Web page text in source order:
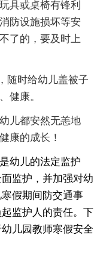
具或桌椅有锋利
防设施损坏等安
了的，要及时上
随时给幼儿盖被子
健康。
儿都安然无恙地
康的成长！
儿的法定监护
监护，并加强对幼
假期间防交通事
监护人的责任。下
儿园教师寒假安全